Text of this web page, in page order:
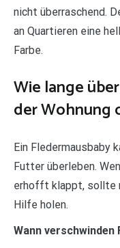
nicht überraschend.
an Quartieren eine
Farbe.
Wie lange
der Wohnung
Ein Fledermausbaby
Futter überleben.
erhofft klappt, sollte
Hilfe holen.
Wann verschwinden